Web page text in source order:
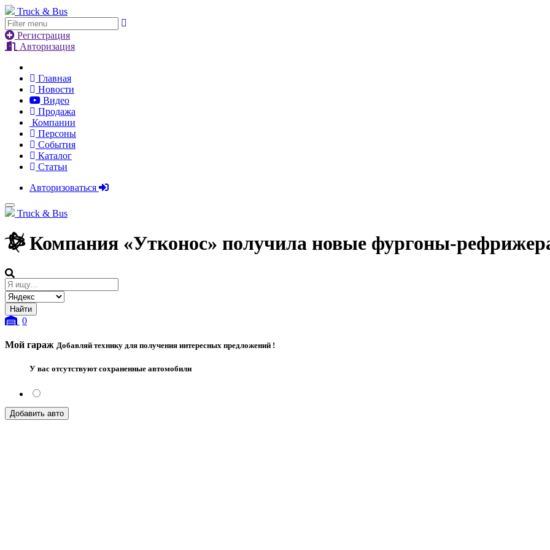
Truck & Bus
Регистрация
Авторизация
Главная
Новости
Видео
Продажа
Компании
Персоны
События
Каталог
Статьи
Авторизоваться
Truck & Bus
Компания «Утконос» получила новые фургоны-
0
Мой гараж Добавляй технику для получения интересных предложений !
У вас отсутствуют сохраненные автомобили
Добавить авто